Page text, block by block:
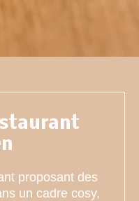
proposant des
un cadre cosy,